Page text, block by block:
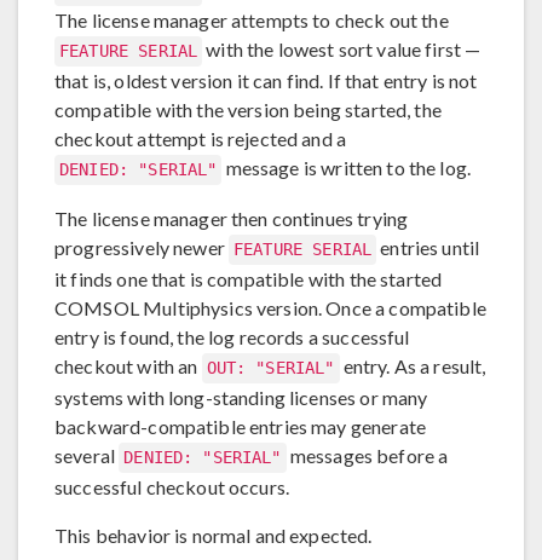
The license manager attempts to check out the
FEATURE SERIAL
with the lowest sort value first —
that is, oldest version it can find. If that entry is not
compatible with the version being started, the
checkout attempt is rejected and a
DENIED: "SERIAL" message is written to the log.
The license manager then continues trying
progressively newer FEATURE SERIAL
entries until
it finds one that is compatible with the started
COMSOL Multiphysics version. Once a compatible
entry is found, the log records a successful
checkout with an OUT: "SERIAL" entry. As a result,
systems with long-standing licenses or many
backward-compatible entries may generate
several DENIED: "SERIAL" messages before a
successful checkout occurs.
This behavior is normal and expected.